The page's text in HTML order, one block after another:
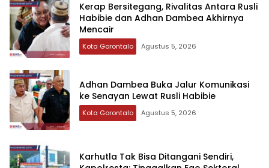
‎Kerap Bersitegang, Rivalitas Antara Rusli
Habibie dan Adhan Dambea Akhirnya
Mencair
Kota Gorontalo Agustus 5, 2026
‎Adhan Dambea Buka Jalur Komunikasi
ke Senayan Lewat Rusli Habibie
Kota Gorontalo Agustus 5, 2026
‎Karhutla Tak Bisa Ditangani Sendiri,